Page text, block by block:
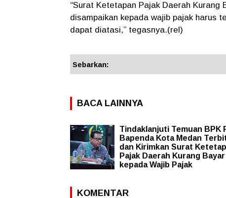
“Surat Ketetapan Pajak Daerah
disampaikan kepada wajib pajak harus
dapat diatasi,” tegasnya.(rel)
Sebarkan:
BACA LAINNYA
Tindaklanjuti Temuan BPK
Bapenda Kota Medan
dan Kirimkan Surat
Pajak Daerah Kurang Bayar
kepada Wajib Pajak
KOMENTAR